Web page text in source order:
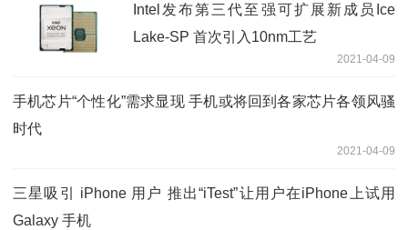
Intel发布第三代至强可扩展新成员Ice
Lake-SP 首次引入10nm工艺
2021-04-09
手机芯片“个性化”需求显现 手机或将回到各家芯片各领风骚
时代
2021-04-09
三星吸引 iPhone 用户 推出“iTest”让用户在iPhone上试用
Galaxy 手机